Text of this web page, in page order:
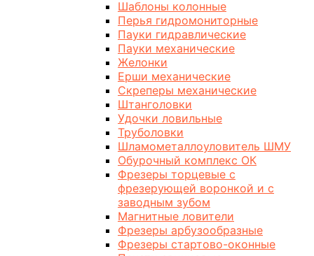
Шаблоны колонные
Перья гидромониторные
Пауки гидравлические
Пауки механические
Желонки
Ерши механические
Скреперы механические
Штанголовки
Удочки ловильные
Труболовки
Шламометаллоуловитель ШМУ
Обурочный комплекс ОК
Фрезеры торцевые с
фрезерующей воронкой и с
заводным зубом
Магнитные ловители
Фрезеры арбузообразные
Фрезеры стартово-оконные